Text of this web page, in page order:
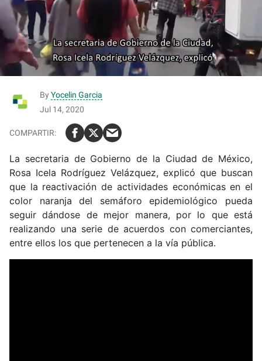
By Yocelin Garcia
Jul 14, 2020
La secretaria de Gobierno de la Ciudad de México,
Rosa Icela Rodríguez Velázquez, explicó que buscan
que la reactivación de actividades económicas en el
color naranja del semáforo epidemiológico pueda
seguir dándose de mejor manera, por lo que está
realizando una serie de acuerdos con comerciantes,
entre ellos los que pertenecen a la vía pública.